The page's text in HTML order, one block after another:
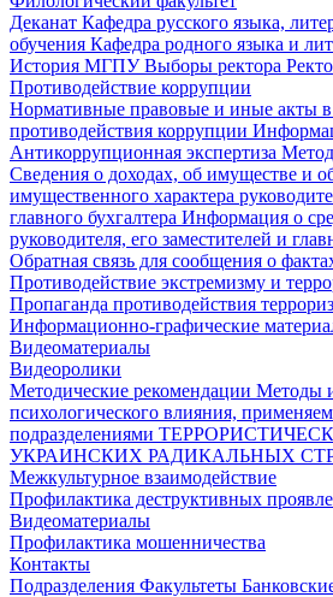
Деканат Кафедра русского языка,
обучения Кафедра родного языка и
История МГПУВыборы ректора
Противодействие коррупции
Нормативные правовые и иные акты в
противодействия коррупции
Антикоррупционная экспертиза
Сведения о доходах, об имуществе и
имущественного характера
главного бухгалтера Информация о
руководителя, его заместителей и
Обратная связь для сообщения о
Противодействие экстремизму и
Пропаганда противодействия
Информационно-графические
Видеоматериалы
Видеоролики
Методические рекомендации Методы
психологического влияния,
подразделениями
УКРАИНСКИХ РАДИКАЛЬНЫХ
Межкультурное взаимодействие
Профилактика деструктивных
Видеоматериалы
Профилактика мошенничества
Контакты
Подразделения Факультеты